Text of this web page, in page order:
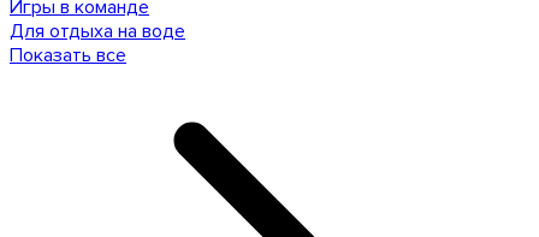
Игры в команде
Для отдыха на воде
Показать все